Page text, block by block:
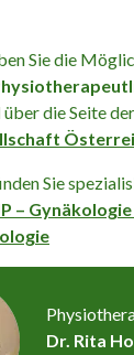
Sie die
über die Seite der
Sie
–
Dr. Rita